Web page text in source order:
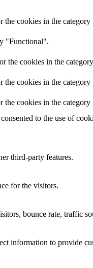
the cookies in the
"Functional".
the cookies in the
the cookies in the category
the cookies in the
to the use of
third-party features.
for the visitors.
bounce rate, traffic
information to provide